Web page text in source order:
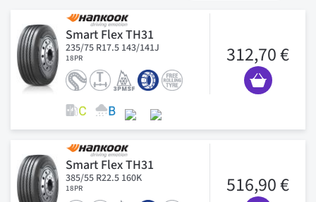
Smart Flex TH31
235/75 R17.5 143/141J
18PR 312,70 €
Smart Flex TH31
385/55 R22.5 160K
18PR 516,90 €